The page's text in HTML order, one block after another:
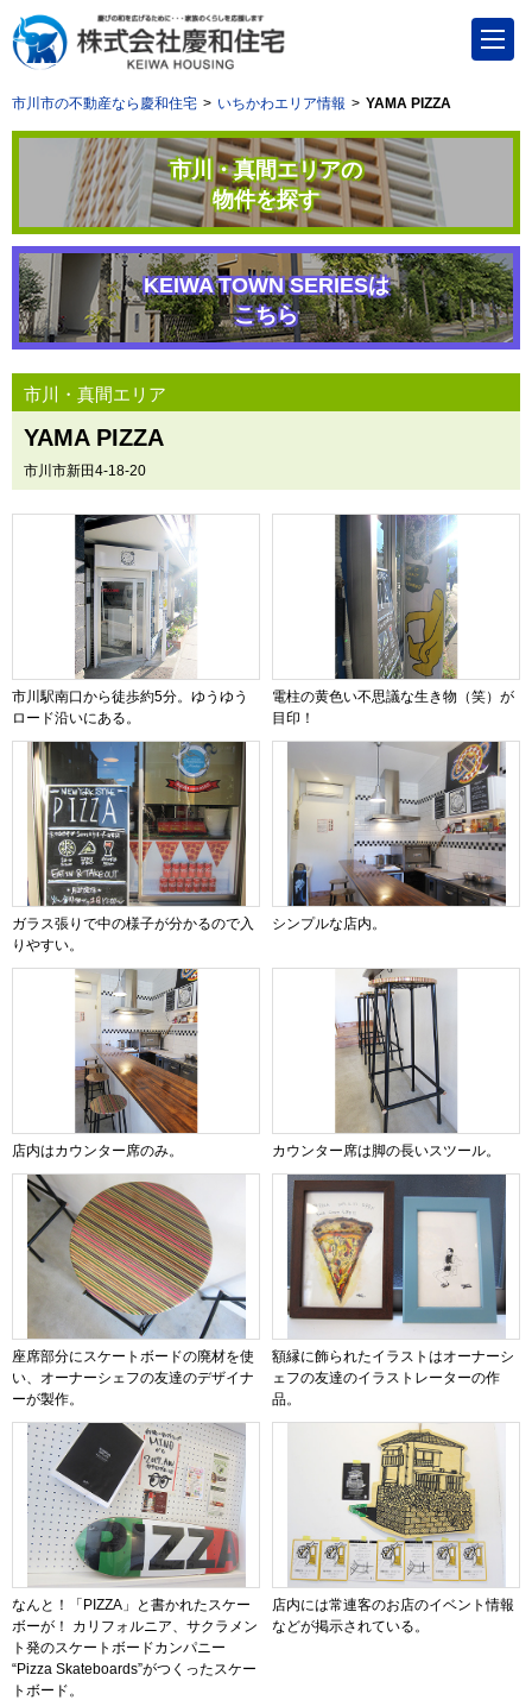
市川市の不動産なら慶和住宅 いちかわエリア情報 YAMA PIZZA
市川・真間エリアの
物件を探す
KEIWA TOWN SERIESは
こちら
市川・真間エリア
YAMA PIZZA
市川市新田4-18-20
市川駅南口から徒歩約5分。ゆうゆう
ロード沿いにある。
電柱の黄色い不思議な生き物（笑）が
目印！
ガラス張りで中の様子が分かるので入
りやすい。
シンプルな店内。
店内はカウンター席のみ。 カウンター席は脚の長いスツール。
座席部分にスケートボードの廃材を使
い、オーナーシェフの友達のデザイナ
ーが製作。
額縁に飾られたイラストはオーナーシ
ェフの友達のイラストレーターの作
品。
なんと！「PIZZA」と書かれたスケー
ボーが！ カリフォルニア、サクラメン
ト発のスケートボードカンパニー
“Pizza Skateboards”がつくったスケー
トボード。
店内には常連客のお店のイベント情報
などが掲示されている。